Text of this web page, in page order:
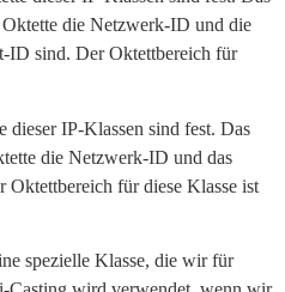
Oktette die Netzwerk-ID und die
ID sind. Der Oktettbereich für
dieser IP-Klassen sind fest. Das
die Netzwerk-ID und das
für diese Klasse ist
spezielle Klasse, die wir für